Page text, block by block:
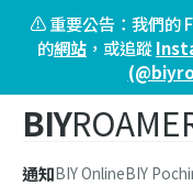
⚠️ 重要公告：我們的
的網站 ，或追蹤
BIY
通知BIY OnlineBIY